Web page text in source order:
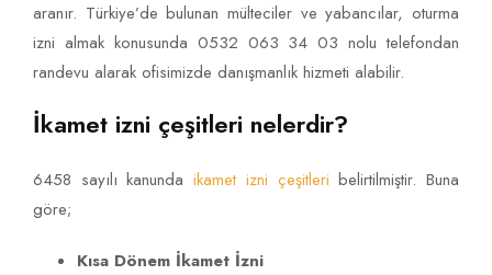
aranır. Türkiye’de bulunan mülteciler ve yabancılar, oturma
izni almak konusunda 0532 063 34 03 nolu telefondan
randevu alarak ofisimizde danışmanlık hizmeti alabilir.
İkamet izni çeşitleri nelerdir?
6458 sayılı kanunda ikamet izni çeşitleri belirtilmiştir. Buna
göre;
Kısa Dönem İkamet İzni